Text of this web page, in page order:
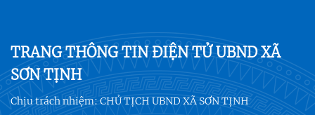
TRANG THÔNG TIN ĐIỆN TỬ UBND XÃ
SƠN TỊNH
Chịu trách nhiệm:CHỦ TỊCH UBND XÃ SƠN TỊNH